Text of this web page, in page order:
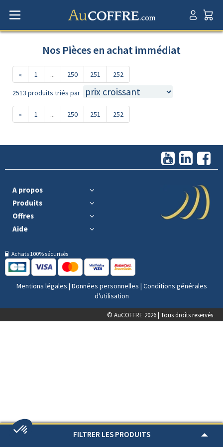
FILTRER LES PRODUITS
Nos Pièces en achat immédiat
« 1 ... 250 251 252
2513 produits triés par
« 1 ... 250 251 252
A propos
Produits
Offres
Aide
Achats 100% sécurisés
Mentions légales | Données personnelles | Conditions générales
d'utilisation
© AuCOFFRE 2026 | Tous droits reservés